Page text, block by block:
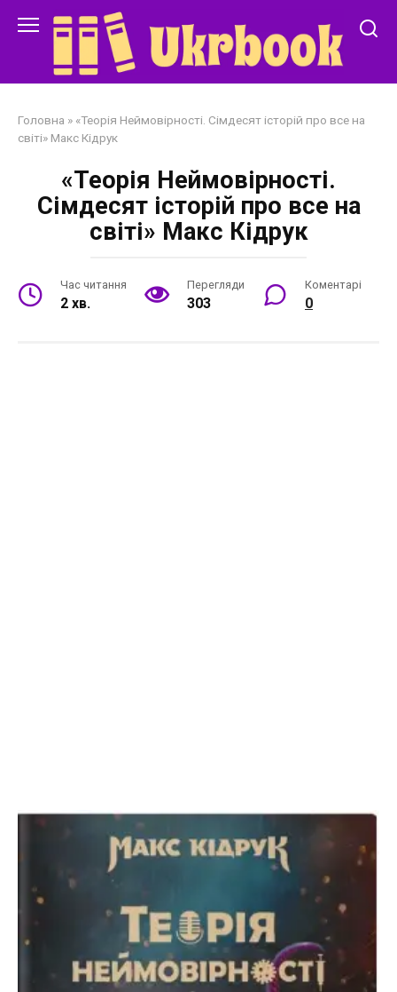
Головна » «Теорія Неймовірності. Сімдесят історій про все на
світі» Макс Кідрук
«Теорія Неймовірності.
Сімдесят історій про все на
світі» Макс Кідрук
Час читання
2 хв.
Перегляди
303
Коментарі
0